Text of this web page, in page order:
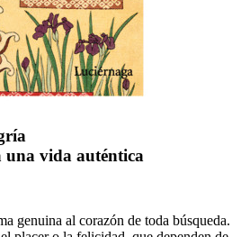
una vida auténtica
genuina al corazón de toda búsqueda.